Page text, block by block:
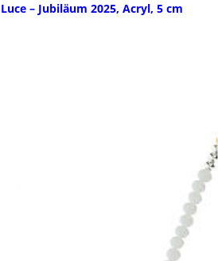
– Jubiläum 2025, Acryl, 5 cm